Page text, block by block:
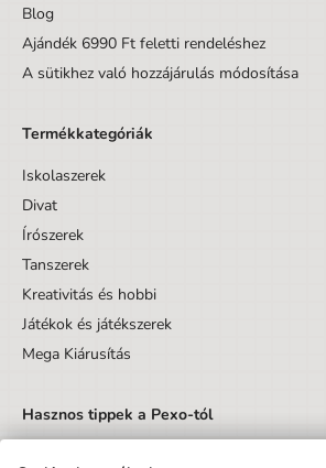
A csomagolás szélessége
A csomagolás magassága
Korig
Készlet/Szett/Csomag
Dizájnos tétel
Tömeg
Blog
Ajándék 6990 Ft feletti rendeléshez
A sütikhez való hozzájárulás módosítása
Termékkategóriák
Iskolaszerek
Divat
Írószerek
Tanszerek
Kreativitás és hobbi
Játékok és játékszerek
Mega Kiárusítás
Hasznos tippek a Pexo-tól